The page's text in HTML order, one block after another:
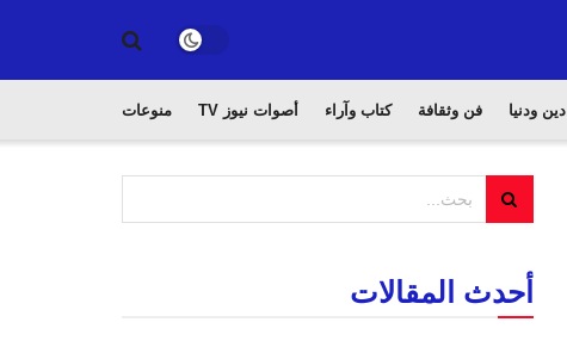
دين ودنيا فن وثقافة كتاب وآراء أصوات نيوز TV منوعات
أحدث المقالات